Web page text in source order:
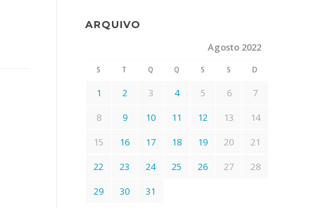
ARQUIVO
Agosto 2022
S T Q Q S S D
1 2 3 4 5 6
7
8
9 10 11 12 13
14
15
16 17 18 19 20
21
22
23 24 25 26 27
28
29
30 31